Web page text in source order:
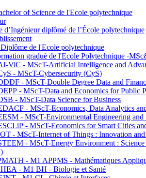
of Science de l'Ecole polytechnique
d’Ingénieur diplômé de l’École polytechnique
de l'Ecole polytechnique
gradué de l'Ecole Polytechnique -
ViC - MScT-Artificial Intelligence and
- MScT-Cybersecurity (CyS)
- MScT-Double Degree Data and
- MScT-Data and Economics for Public
- MScT-Data Science for Business
- MScT-Economics, Data Analytics
- MScT-Environmental Engineering and
- MScT-Economics for Smart Cities
- MScT-Internet of Things : Innovation
- MScT-Energy Environment :
- M1 APPMS - Mathématiques
- M1 BH - Biologie et Santé